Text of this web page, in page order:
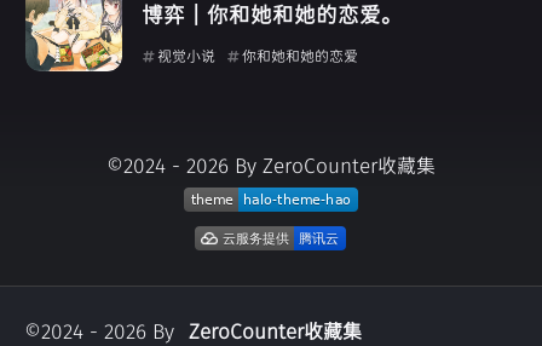
博弈 | 你和她和她的恋爱。
视觉小说 你和她和她的恋爱
©2024 - 2026 By ZeroCounter收藏集
©2024 - 2026 By ZeroCounter收藏集